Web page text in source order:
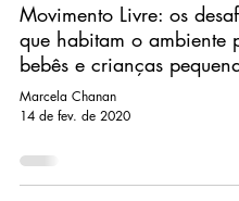
Movimento Livre: os
que habitam o ambiente
bebês e crianças
Marcela Chanan
14 de fev. de 2020